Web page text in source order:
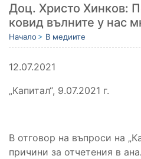
Доц. Христо Хинков:
ковид вълните у нас
Начало В медиите
12.07.2021
„Капитал“, 9.07.2021 г.
В отговор на въпроси на
причини за отчетения в